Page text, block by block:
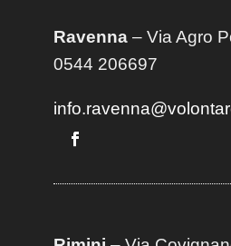
Ravenna– Via Agro
0544 206697